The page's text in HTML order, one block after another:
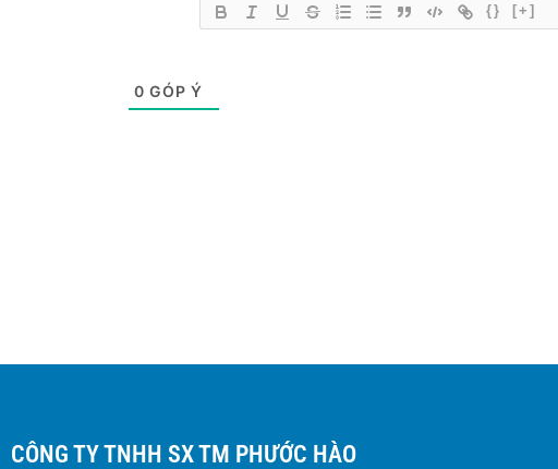
{} [+]
0 GÓP Ý
CÔNG TY TNHH SX TM PHƯỚC HÀO